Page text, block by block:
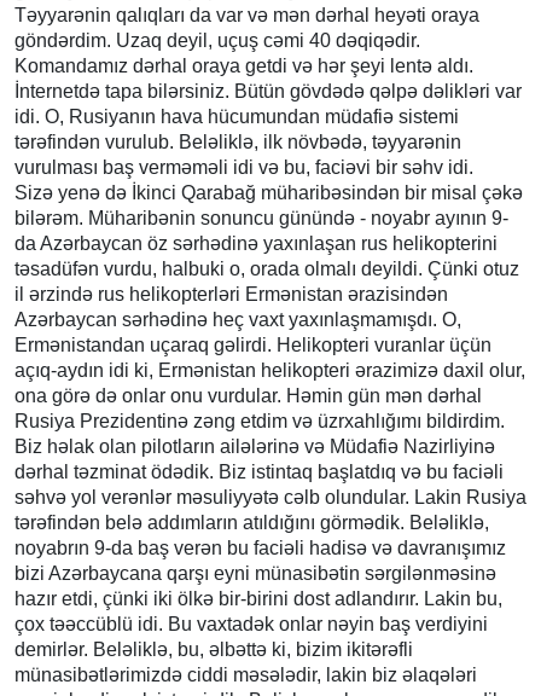
Təyyarənin qalıqları da var və mən dərhal heyəti oraya
göndərdim. Uzaq deyil, uçuş cəmi 40 dəqiqədir.
Komandamız dərhal oraya getdi və hər şeyi lentə aldı.
İnternetdə tapa bilərsiniz. Bütün gövdədə qəlpə dəlikləri var
idi. O, Rusiyanın hava hücumundan müdafiə sistemi
tərəfindən vurulub. Beləliklə, ilk növbədə, təyyarənin
vurulması baş verməməli idi və bu, faciəvi bir səhv idi.
Sizə yenə də İkinci Qarabağ müharibəsindən bir misal çəkə
bilərəm. Müharibənin sonuncu günündə - noyabr ayının 9-
da Azərbaycan öz sərhədinə yaxınlaşan rus helikopterini
təsadüfən vurdu, halbuki o, orada olmalı deyildi. Çünki otuz
il ərzində rus helikopterləri Ermənistan ərazisindən
Azərbaycan sərhədinə heç vaxt yaxınlaşmamışdı. O,
Ermənistandan uçaraq gəlirdi. Helikopteri vuranlar üçün
açıq-aydın idi ki, Ermənistan helikopteri ərazimizə daxil olur,
ona görə də onlar onu vurdular. Həmin gün mən dərhal
Rusiya Prezidentinə zəng etdim və üzrxahlığımı bildirdim.
Biz həlak olan pilotların ailələrinə və Müdafiə Nazirliyinə
dərhal təzminat ödədik. Biz istintaq başlatdıq və bu faciəli
səhvə yol verənlər məsuliyyətə cəlb olundular. Lakin Rusiya
tərəfindən belə addımların atıldığını görmədik. Beləliklə,
noyabrın 9-da baş verən bu faciəli hadisə və davranışımız
bizi Azərbaycana qarşı eyni münasibətin sərgilənməsinə
hazır etdi, çünki iki ölkə bir-birini dost adlandırır. Lakin bu,
çox təəccüblü idi. Bu vaxtadək onlar nəyin baş verdiyini
demirlər. Beləliklə, bu, əlbəttə ki, bizim ikitərəfli
münasibətlərimizdə ciddi məsələdir, lakin biz əlaqələri